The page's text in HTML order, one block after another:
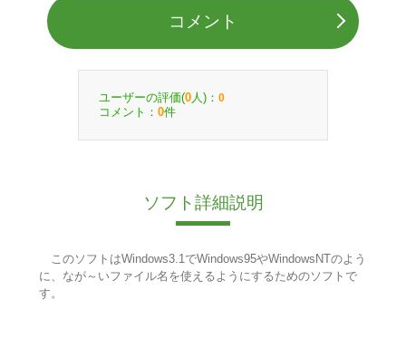
コメント
ユーザーの評価(0 人)： 0
コメント： 0件
ソフト詳細説明
このソフトはWindows3.1でWindows95やWindowsNTのよう
に、なが～いファイル名を使えるようにするためのソフトで
す。